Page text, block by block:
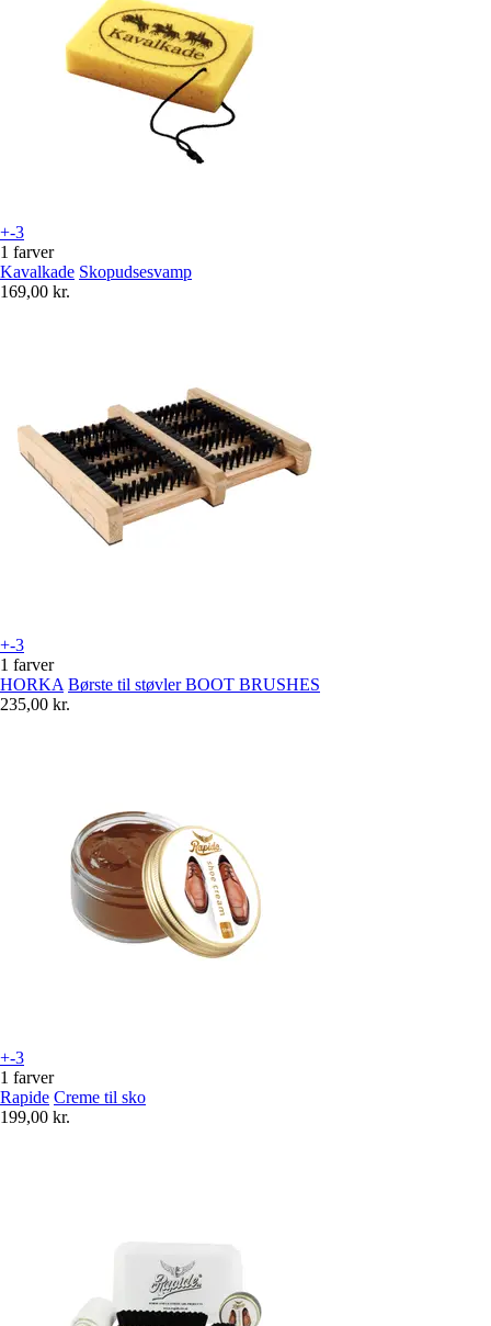
+-3
1 farver
Kavalkade Skopudsesvamp
169,00 kr.
+-3
1 farver
HORKA Børste til støvler BOOT BRUSHES
235,00 kr.
+-3
1 farver
Rapide Creme til sko
199,00 kr.